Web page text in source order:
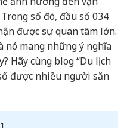
số đó, đầu số 034
được sự quan tâm lớn.
nó mang những ý nghĩa
Hãy cùng blog “Du lịch
được nhiều người săn